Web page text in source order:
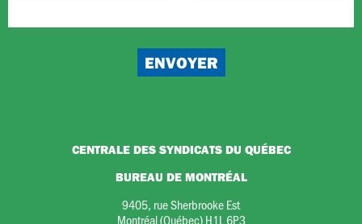
CENTRALE DES SYNDICATS DU QUÉBEC
BUREAU DE MONTRÉAL
9405, rue Sherbrooke Est
Montréal (Québec) H1L 6P3